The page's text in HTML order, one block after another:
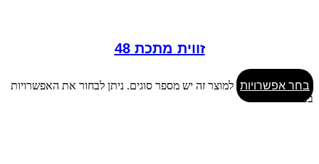
זווית מתכת 48
בחר אפשרויות למוצר זה יש מספר סוגים. ניתן לבחור את האפשרויות
בעמוד המוצר